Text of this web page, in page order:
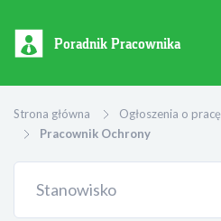
Poradnik Pracownika
Strona główna Ogłoszenia o pracę
Pracownik Ochrony